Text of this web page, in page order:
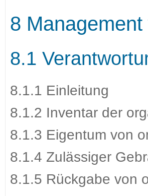
8
8.1
8.1.1 Einleitung
8.1.2 Inventar der
8.1.3 Eigentum von
8.1.4 Zulässiger
8.1.5 Rückgabe von